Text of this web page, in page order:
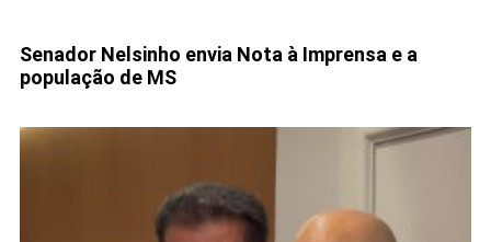
Senador Nelsinho envia Nota à Imprensa e a
população de MS